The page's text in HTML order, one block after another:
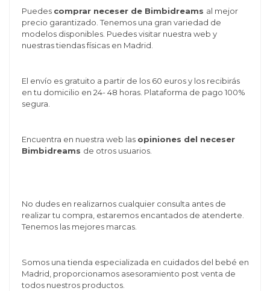
Puedes comprar neceser de Bimbidreams al mejor
precio garantizado. Tenemos una gran variedad de
modelos disponibles. Puedes visitar nuestra web y
nuestras tiendas físicas en Madrid.
El envío es gratuito a partir de los 60 euros y los recibirás
en tu domicilio en 24- 48 horas. Plataforma de pago 100%
segura.
Encuentra en nuestra web las opiniones del neceser
Bimbidreams de otros usuarios.
No dudes en realizarnos cualquier consulta antes de
realizar tu compra, estaremos encantados de atenderte.
Tenemos las mejores marcas.
Somos una tienda especializada en cuidados del bebé en
Madrid, proporcionamos asesoramiento post venta de
todos nuestros productos.